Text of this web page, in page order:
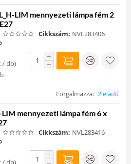
LIM mennyezeti lámpa fém 2
Cikkszám: NVL283406
/ db)
+
−
Forgalmazza: 2 eladó
mennyezeti lámpa fém 6 x
Cikkszám: NVL283416
/ db)
+